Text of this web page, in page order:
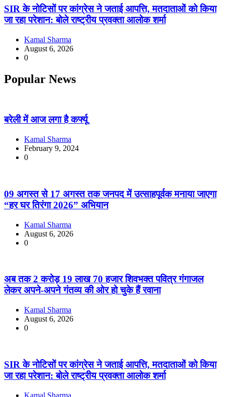
SIR के नोटिसों पर कांग्रेस ने जताई आपत्ति, मतदाताओं को किया
जा रहा परेशान: बोले राष्ट्रीय प्रवक्ता आलोक शर्मा
Kamal Sharma
August 6, 2026
0
Popular News
बरेली में आज लगा है कर्फ्यू
Kamal Sharma
February 9, 2024
0
09 अगस्त से 17 अगस्त तक जनपद में उत्साहपूर्वक मनाया जाएगा
“हर घर तिरंगा 2026” अभियान
Kamal Sharma
August 6, 2026
0
अब तक 2 करोड़ 19 लाख 70 हजार शिवभक्त पवित्र गंगाजल
लेकर अपने-अपने गंतव्य की ओर हो चुके हैं रवाना
Kamal Sharma
August 6, 2026
0
SIR के नोटिसों पर कांग्रेस ने जताई आपत्ति, मतदाताओं को किया
जा रहा परेशान: बोले राष्ट्रीय प्रवक्ता आलोक शर्मा
Kamal Sharma